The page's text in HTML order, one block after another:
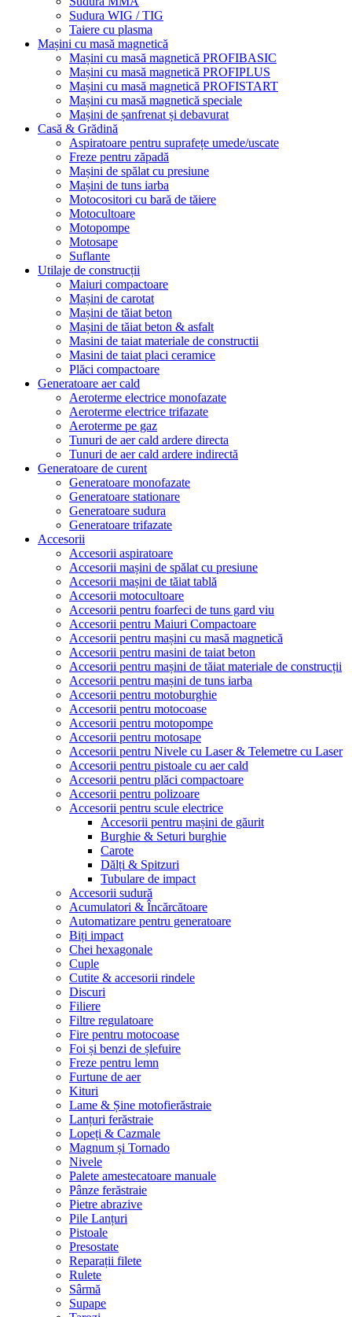
Sudura WIG / TIG
Taiere cu plasma
Mașini cu masă magnetică
Mașini cu masă magnetică PROFIBASIC
Mașini cu masă magnetică PROFIPLUS
Mașini cu masă magnetică PROFISTART
Mașini cu masă magnetică speciale
Mașini de șanfrenat și debavurat
Casă & Grădină
Aspiratoare pentru suprafețe umede/uscate
Freze pentru zăpadă
Mașini de spălat cu presiune
Mașini de tuns iarba
Motocositori cu bară de tăiere
Motocultoare
Motopompe
Motosape
Suflante
Utilaje de construcții
Maiuri compactoare
Mașini de carotat
Mașini de tăiat beton
Mașini de tăiat beton & asfalt
Masini de taiat materiale de constructii
Masini de taiat placi ceramice
Plăci compactoare
Generatoare aer cald
Aeroterme electrice monofazate
Aeroterme electrice trifazate
Aeroterme pe gaz
Tunuri de aer cald ardere directa
Tunuri de aer cald ardere indirectă
Generatoare de curent
Generatoare monofazate
Generatoare stationare
Generatoare sudura
Generatoare trifazate
Accesorii
Accesorii aspiratoare
Accesorii mașini de spălat cu presiune
Accesorii mașini de tăiat tablă
Accesorii motocultoare
Accesorii pentru foarfeci de tuns gard viu
Accesorii pentru Maiuri Compactoare
Accesorii pentru mașini cu masă magnetică
Accesorii pentru masini de taiat beton
Accesorii pentru mașini de tăiat materiale de construcții
Accesorii pentru mașini de tuns iarba
Accesorii pentru motoburghie
Accesorii pentru motocoase
Accesorii pentru motopompe
Accesorii pentru motosape
Accesorii pentru Nivele cu Laser & Telemetre cu Laser
Accesorii pentru pistoale cu aer cald
Accesorii pentru plăci compactoare
Accesorii pentru polizoare
Accesorii pentru scule electrice
Accesorii pentru mașini de găurit
Burghie & Seturi burghie
Carote
Dălți & Spitzuri
Tubulare de impact
Accesorii sudură
Acumulatori & Încărcătoare
Automatizare pentru generatoare
Biți impact
Chei hexagonale
Cuple
Cutite & accesorii rindele
Discuri
Filiere
Filtre regulatoare
Fire pentru motocoase
Foi și benzi de șlefuire
Freze pentru lemn
Furtune de aer
Kituri
Lame & Șine motofierăstraie
Lanțuri ferăstraie
Lopeți & Cazmale
Magnum și Tornado
Nivele
Palete amestecatoare manuale
Pânze ferăstraie
Pietre abrazive
Pile Lanțuri
Pistoale
Presostate
Reparații filete
Rulete
Sârmă
Supape